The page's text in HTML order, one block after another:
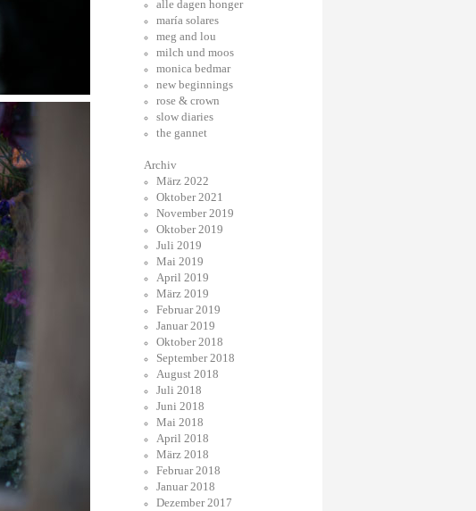
alle dagen honger
maría solares
meg and lou
milch und moos
monica bedmar
new beginnings
rose & crown
slow diaries
the gannet
Archiv
März 2022
Oktober 2021
November 2019
Oktober 2019
Juli 2019
Mai 2019
April 2019
März 2019
Februar 2019
Januar 2019
Oktober 2018
September 2018
August 2018
Juli 2018
Juni 2018
Mai 2018
April 2018
März 2018
Februar 2018
Januar 2018
Dezember 2017